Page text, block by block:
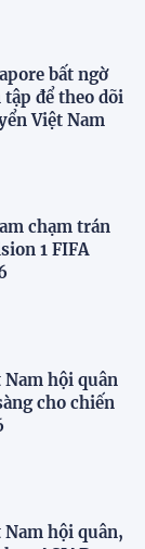
bất ngờ
để theo dõi
Việt Nam
chạm trán
1 FIFA
Nam hội quân
cho chiến
Nam hội quân,